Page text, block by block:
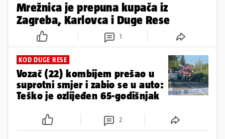
Mrežnica je prepuna kupača iz
Zagreba, Karlovca i Duge Rese
1
KOD DUGE RESE
Vozač (22) kombijem prešao u
suprotni smjer i zabio se u auto:
Teško je ozlijeđen 65-godišnjak
2